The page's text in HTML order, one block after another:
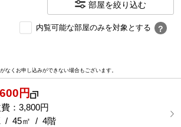
部屋を絞り込む
な
屋
を
選
内覧可能な部屋のみを対象とする ？
なくお申し込みができない場合もございます。
円
：3,800円
/ 45㎡ / 4階